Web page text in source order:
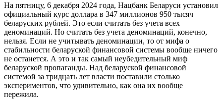
На пятницу, 6 декабря 2024 года, Нацбанк Беларуси установил
официальный курс доллара в 347 миллионов 950 тысяч
беларуских рублей. Это если считать без учета всех
деноминаций. Но считать без учета деноминаций, конечно,
нельзя. Если не учитывать деноминации, то от мифа о
стабильности беларуской финансовой системы вообще ничего
не останется. А это и так самый неубедительный миф
беларуской пропаганды. Над беларуской финансовой
системой за тридцать лет власти поставили столько
экспериментов, что удивительно, как она их вообще
пережила.